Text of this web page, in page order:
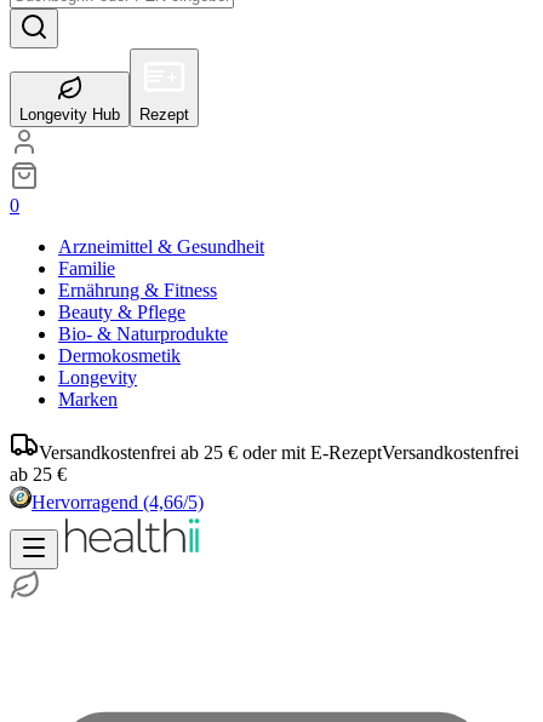
Longevity Hub Rezept
0
Arzneimittel & Gesundheit
Familie
Ernährung & Fitness
Beauty & Pflege
Bio- & Naturprodukte
Dermokosmetik
Longevity
Marken
Versandkostenfrei ab 25 € oder mit E-RezeptVersandkostenfrei
ab 25 €
Hervorragend (4,66/5)